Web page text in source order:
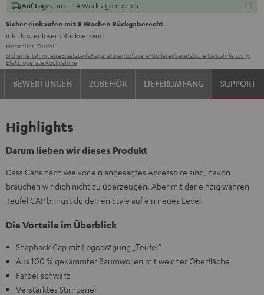
Auf Lager , in 2 – 4 Werktagen bei dir
Sicher einkaufen mit 8 Wochen Rückgaberecht
inkl. kostenlosem Rückversand
Hersteller: Teufel
SicherheitshinweiseErsatzteileReparaturenSoftware-UpdatesGesetzliche Gewährleistung
Elektrogeräte Rücknahme
BEWERTUNGEN ZUBEHÖR LIEFERUMFANG SUPPORT
Highlights
Darum lieben wir dieses Produkt
Dass Caps nach wie vor ein angesagtes Accessoire sind, davon
brauchen wir dich nicht zu überzeugen. Aber mit der einzig wahren
Teufel CAP bringst du deinen Style auf ein neues Level.
Die Vorteile im Überblick
Snapback Cap mit Logoprägung „Teufel“
Aus 100 % gekämmter Baumwollen mit weicher Oberfläche
Farbe: schwarz
Verstärktes Stirnpanel